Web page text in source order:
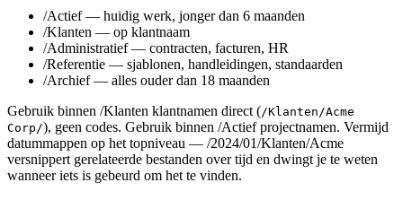
/Actief — huidig werk, jonger dan 6 maanden
/Klanten — op klantnaam
/Administratief — contracten, facturen, HR
/Referentie — sjablonen, handleidingen, standaarden
/Archief — alles ouder dan 18 maanden
Gebruik binnen /Klanten klantnamen direct (/Klanten/Acme
Corp/), geen codes. Gebruik binnen /Actief projectnamen. Vermijd
datummappen op het topniveau — /2024/01/Klanten/Acme
versnippert gerelateerde bestanden over tijd en dwingt je te weten
wanneer iets is gebeurd om het te vinden.